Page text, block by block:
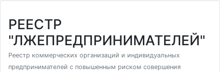
РЕЕСТР
"ЛЖЕПРЕДПРИНИМАТЕЛЕЙ"
Реестр коммерческих организаций и индивидуальных
предпринимателей с повышенным риском совершения